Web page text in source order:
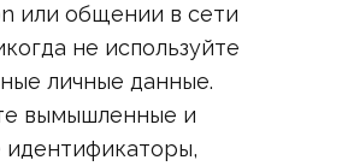
или общении в сети
не используйте
личные данные.
вымышленные и